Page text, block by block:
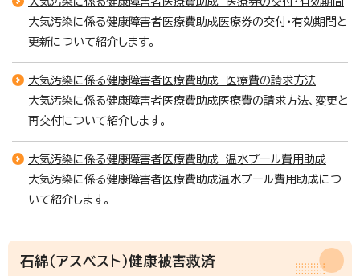
大気汚染に係る健康障害者医療費助成医療券の交付・有効期間と
更新について紹介します。
大気汚染に係る健康障害者医療費助成 医療費の請求方法
大気汚染に係る健康障害者医療費助成医療費の請求方法、変更と
再交付について紹介します。
大気汚染に係る健康障害者医療費助成 温水プール費用助成
大気汚染に係る健康障害者医療費助成温水プール費用助成につ
いて紹介します。
石綿（アスベスト）健康被害救済